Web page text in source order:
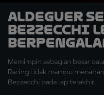
Aldeguer
Bezzecchi
Mandalika
Memimpin sebagian besar
Racing tidak mampu
Bezzecchi pada lap terakhir.